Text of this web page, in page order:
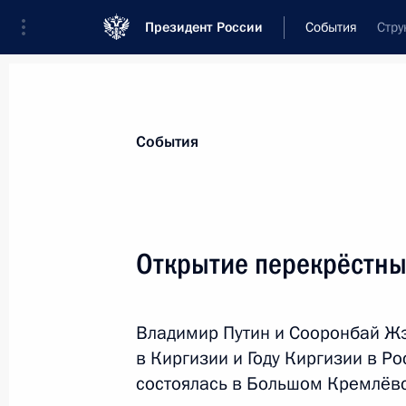
Президент России События
Новости
Телефонный разговор с
Макроном
29 февраля 2020 года, 21:00
События
Открытие
Владимир Путин и Сооронбай
в Киргизии и Году Киргизии в
состоялась в Большом